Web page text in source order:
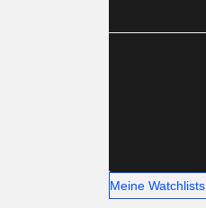
Meine Watchlists